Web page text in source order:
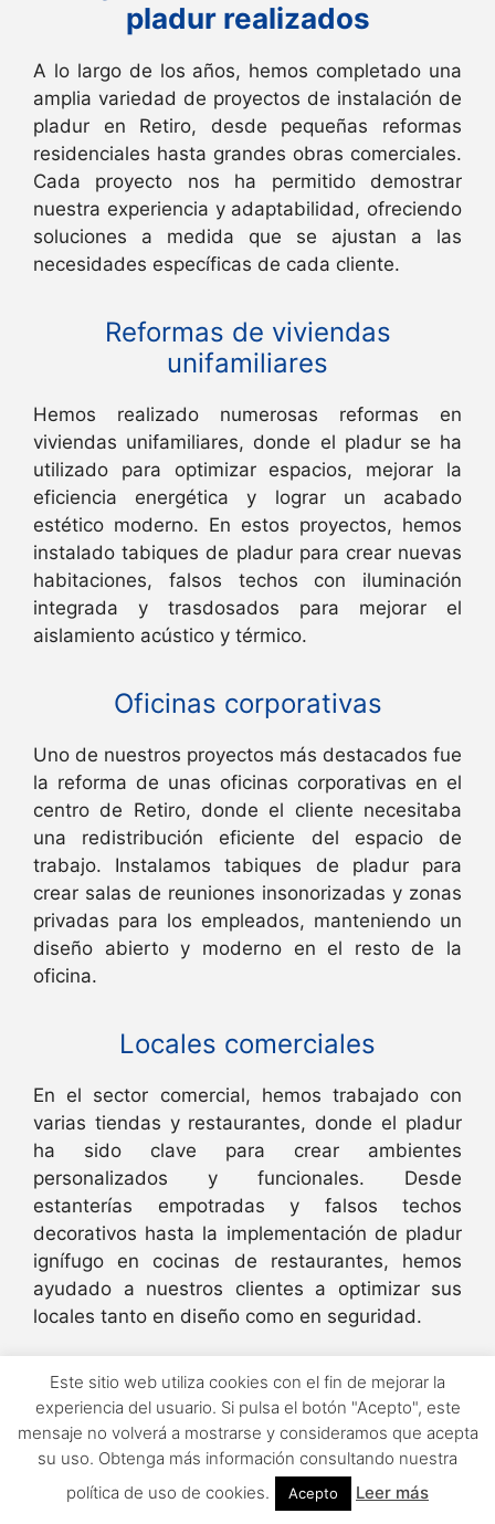
pladur realizados
A lo largo de los años, hemos completado una
amplia variedad de proyectos de instalación de
pladur en Retiro, desde pequeñas reformas
residenciales hasta grandes obras comerciales.
Cada proyecto nos ha permitido demostrar
nuestra experiencia y adaptabilidad, ofreciendo
soluciones a medida que se ajustan a las
necesidades específicas de cada cliente.
Reformas de viviendas
unifamiliares
Hemos realizado numerosas reformas en
viviendas unifamiliares, donde el pladur se ha
utilizado para optimizar espacios, mejorar la
eficiencia energética y lograr un acabado
estético moderno. En estos proyectos, hemos
instalado tabiques de pladur para crear nuevas
habitaciones, falsos techos con iluminación
integrada y trasdosados para mejorar el
aislamiento acústico y térmico.
Oficinas corporativas
Uno de nuestros proyectos más destacados fue
la reforma de unas oficinas corporativas en el
centro de Retiro, donde el cliente necesitaba
una redistribución eficiente del espacio de
trabajo. Instalamos tabiques de pladur para
crear salas de reuniones insonorizadas y zonas
privadas para los empleados, manteniendo un
diseño abierto y moderno en el resto de la
oficina.
Locales comerciales
En el sector comercial, hemos trabajado con
varias tiendas y restaurantes, donde el pladur
ha sido clave para crear ambientes
personalizados y funcionales. Desde
estanterías empotradas y falsos techos
decorativos hasta la implementación de pladur
ignífugo en cocinas de restaurantes, hemos
ayudado a nuestros clientes a optimizar sus
locales tanto en diseño como en seguridad.
Reformas en edificios históricos
Uno de los desafíos más interesantes que
hemos enfrentado fue la instalación de pladur
en un edificio histórico de Retiro. En este
proyecto, el objetivo era modernizar el espacio
Este sitio web utiliza cookies con el fin de mejorar la
experiencia del usuario. Si pulsa el botón "Acepto", este
mensaje no volverá a mostrarse y consideramos que acepta
su uso. Obtenga más información consultando nuestra
política de uso de cookies.
Acepto Leer más